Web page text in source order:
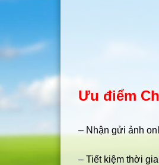
Ưu điểm
– Nhận gửi ảnh
– Tiết kiệm thời